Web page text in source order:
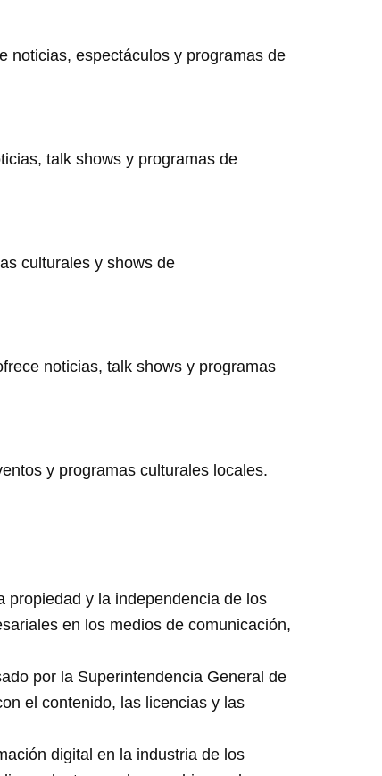
noticias, espectáculos y programas de
talk shows y programas de
culturales y shows de
noticias, talk shows y programas
y programas culturales locales.
propiedad y la independencia de los
en los medios de comunicación,
por la Superintendencia General de
el contenido, las licencias y las
digital en la industria de los